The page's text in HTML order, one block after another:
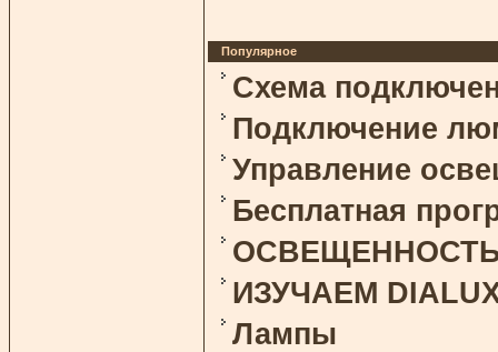
Популярное
Схема
Подключение
Управление
Бесплатная
ОСВЕЩЕННОСТЬ
ИЗУЧАЕМ
Лампы